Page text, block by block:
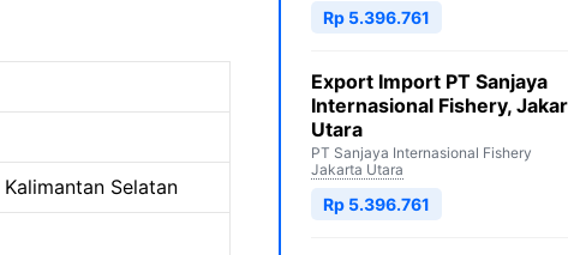
Selatan
Rp 5.396.761
Export Import PT Sanjaya
Internasional Fishery,
Utara
PT Sanjaya Internasional Fishery
Jakarta Utara
Rp 5.396.761